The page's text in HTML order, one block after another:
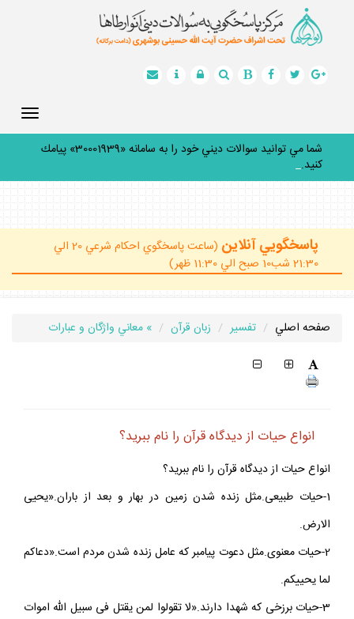
شما مي توانيد سوالات ديني خود را به سامانه «30001939» پيامك
كنيد. _
پاسخگويي آنلاين
(ساعت پاسخگوي احكام شرعي 20 الي
21:30 شب10 صبح الي 11:30 ظهر)
صفحه اصلي تفسير زبان قرآن » معاني واژگان و عبارات
انواع حيات از ديدگاه قرآن را نام ببريد؟
انواع حيات از ديدگاه قرآن را نام ببريد؟
1-حيات طبيعى.مثل زنده شدن زمين در بهار و بعد از باران.«يحيى
الارض.
2-حيات معنوى.مثل دعوت پيامبر كه عامل زنده شدن مردم است.«دعاكم
لما يحييكم.
3-حيات برزخى كه شهدا دارند.«لا تقولوا لمن يقتل فى سبيل اللّه اموات